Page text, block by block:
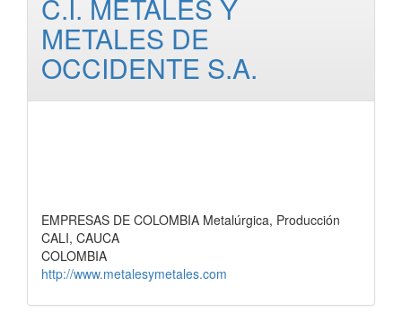
C.I. METALES Y
METALES DE
OCCIDENTE S.A.
EMPRESAS DE COLOMBIA Metalúrgica, Producción
CALI, CAUCA
COLOMBIA
http://www.metalesymetales.com